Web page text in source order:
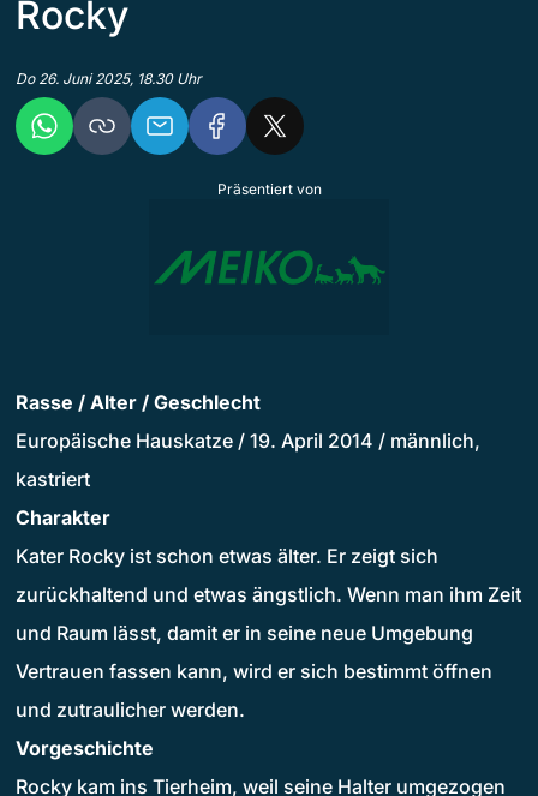
Rocky
Do 26. Juni 2025, 18.30 Uhr
Präsentiert von
Rasse / Alter / Geschlecht
Europäische Hauskatze / 19. April 2014 / männlich,
kastriert
Charakter
Kater Rocky ist schon etwas älter. Er zeigt sich
zurückhaltend und etwas ängstlich. Wenn man ihm Zeit
und Raum lässt, damit er in seine neue Umgebung
Vertrauen fassen kann, wird er sich bestimmt öffnen
und zutraulicher werden.
Vorgeschichte
Rocky kam ins Tierheim, weil seine Halter umgezogen